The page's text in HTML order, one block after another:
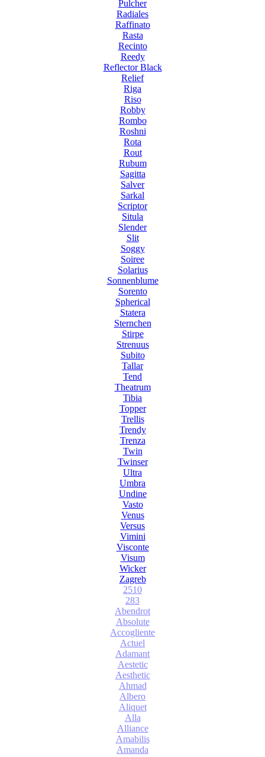
Pulcher
Radiales
Raffinato
Rasta
Recinto
Reedy
Reflector Black
Relief
Riga
Riso
Robby
Rombo
Roshni
Rota
Rout
Rubum
Sagitta
Salver
Sarkal
Scriptor
Situla
Slender
Slit
Soggy
Soiree
Solarius
Sonnenblume
Sorento
Spherical
Statera
Sternchen
Stirpe
Strenuus
Subito
Tallar
Tend
Theatrum
Tibia
Topper
Trellis
Trendy
Trenza
Twin
Twinser
Ultra
Umbra
Undine
Vasto
Venus
Versus
Vimini
Visconte
Visum
Wicker
Zagreb
2510
283
Abendrot
Absolute
Accogliente
Actuel
Adamant
Aestetic
Aesthetic
Ahmad
Albero
Aliquet
Alla
Alliance
Amabilis
Amanda